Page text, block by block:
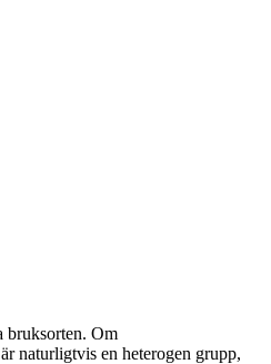
bruksorten. Om
naturligtvis en heterogen grupp,